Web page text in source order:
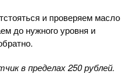
и проверяем масло
до нужного уровня и
в пределах 250 рублей.